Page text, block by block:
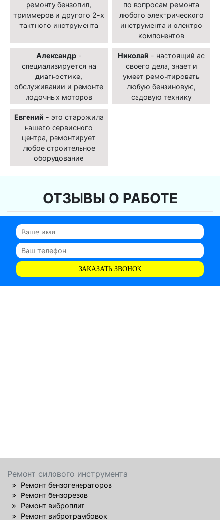
ремонту бензопил,
триммеров и другого 2-х
тактного инструмента
по вопросам ремонта
любого электрического
инструмента и электро
компонентов
Александр-
специализируется на
диагностике,
обслуживании и ремонте
лодочных моторов
Николай - настоящий ас
своего дела, знает и
умеет ремонтировать
любую бензиновую,
садовую технику
Евгений - это старожила
нашего сервисного
центра, ремонтирует
любое строительное
оборудование
ОТЗЫВЫ О РАБОТЕ
ЗАКАЗАТЬ ЗВОНОК
Ремонт силового инструмента
Ремонт бензогенераторов
Ремонт бензорезов
Ремонт виброплит
Ремонт вибротрамбовок